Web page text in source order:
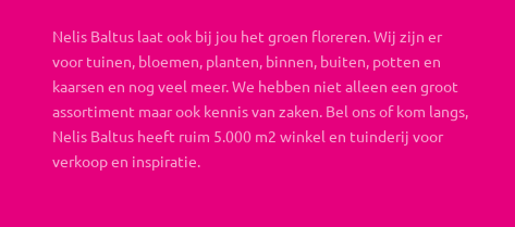
Nelis Baltus laat ook bij jou het groen floreren. Wij zijn er
voor tuinen, bloemen, planten, binnen, buiten, potten en
kaarsen en nog veel meer. We hebben niet alleen een groot
assortiment maar ook kennis van zaken. Bel ons of kom langs,
Nelis Baltus heeft ruim 5.000 m2 winkel en tuinderij voor
verkoop en inspiratie.